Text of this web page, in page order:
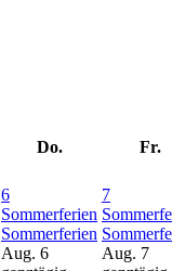
Do. Fr.
6
Sommerferien
Sommerferien
Aug. 6
7
Aug. 7